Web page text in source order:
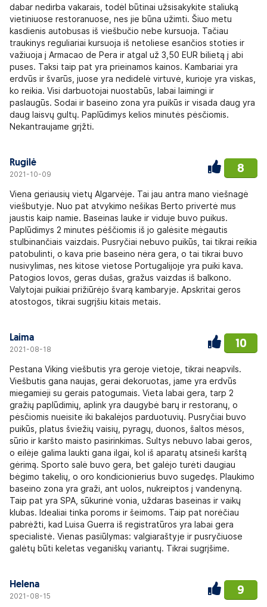
dabar nedirba vakarais, todėl būtinai užsisakykite staliuką
vietiniuose restoranuose, nes jie būna užimti. Šiuo metu
kasdienis autobusas iš viešbučio nebe kursuoja. Tačiau
traukinys reguliariai kursuoja iš netoliese esančios stoties ir
važiuoja į Armacao de Pera ir atgal už 3,50 EUR bilietą į abi
puses. Taksi taip pat yra prieinamos kainos. Kambariai yra
erdvūs ir švarūs, juose yra nedidelė virtuvė, kurioje yra viskas,
ko reikia. Visi darbuotojai nuostabūs, labai laimingi ir
paslaugūs. Sodai ir baseino zona yra puikūs ir visada daug yra
daug laisvų gultų. Paplūdimys kelios minutės pėsčiomis.
Nekantraujame grįžti.
Rugilė
2021-10-09 8
Viena geriausių vietų Algarvėje. Tai jau antra mano viešnagė
viešbutyje. Nuo pat atvykimo nešikas Berto privertė mus
jaustis kaip namie. Baseinas lauke ir viduje buvo puikus.
Paplūdimys 2 minutes pėščiomis iš jo galėsite mėgautis
stulbinančiais vaizdais. Pusryčiai nebuvo puikūs, tai tikrai reikia
patobulinti, o kava prie baseino nėra gera, o tai tikrai buvo
nusivylimas, nes kitose vietose Portugalijoje yra puiki kava.
Patogios lovos, geras dušas, gražus vaizdas iš balkono.
Valytojai puikiai prižiūrėjo švarą kambaryje. Apskritai geros
atostogos, tikrai sugrįšiu kitais metais.
Laima
2021-08-18 10
Pestana Viking viešbutis yra geroje vietoje, tikrai neapvils.
Viešbutis gana naujas, gerai dekoruotas, jame yra erdvūs
miegamieji su gerais patogumais. Vieta labai gera, tarp 2
gražių paplūdimių, aplink yra daugybė barų ir restoranų, o
pėsčiomis nueisite iki bakalėjos parduotuvių. Pusryčiai buvo
puikūs, platus šviežių vaisių, pyragų, duonos, šaltos mėsos,
sūrio ir karšto maisto pasirinkimas. Sultys nebuvo labai geros,
o eilėje galima laukti gana ilgai, kol iš aparatų atsineši karštą
gėrimą. Sporto salė buvo gera, bet galėjo turėti daugiau
bėgimo takelių, o oro kondicionierius buvo sugedęs. Plaukimo
baseino zona yra graži, ant uolos, nukreiptos į vandenyną.
Taip pat yra SPA, sūkurinė vonia, uždaras baseinas ir vaikų
klubas. Idealiai tinka poroms ir šeimoms. Taip pat norėčiau
pabrėžti, kad Luisa Guerra iš registratūros yra labai gera
specialistė. Vienas pasiūlymas: valgiaraštyje ir pusryčiuose
galėtų būti keletas veganiškų variantų. Tikrai sugrįšime.
Helena
2021-08-15 9